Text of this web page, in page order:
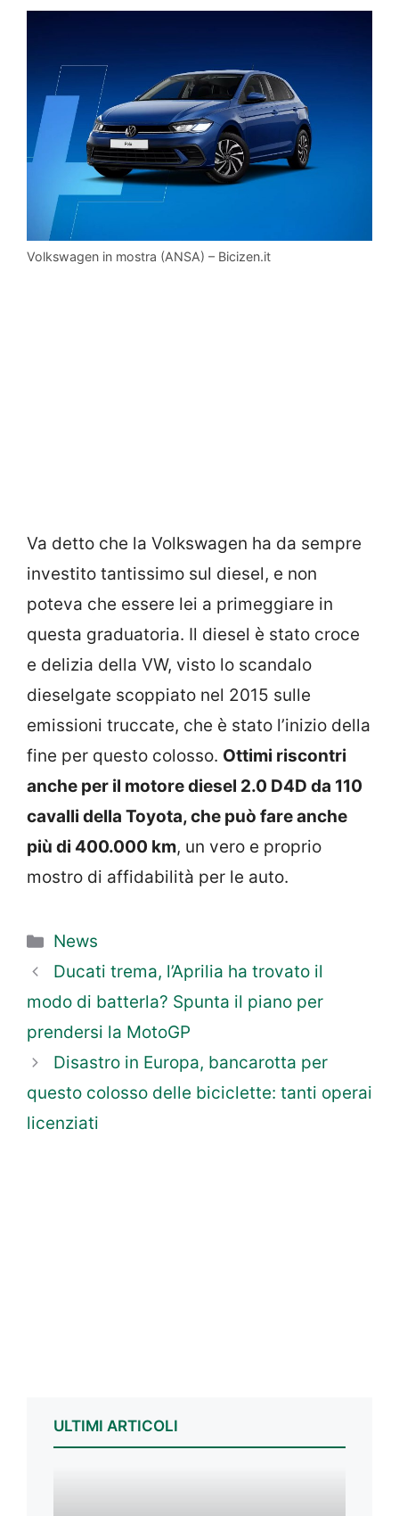
Volkswagen in mostra (ANSA) – Bicizen.it
Va detto che la Volkswagen ha da sempre
investito tantissimo sul diesel, e non
poteva che essere lei a primeggiare in
questa graduatoria. Il diesel è stato croce
e delizia della VW, visto lo scandalo
dieselgate scoppiato nel 2015 sulle
emissioni truccate, che è stato l’inizio della
fine per questo colosso. Ottimi riscontri
anche per il motore diesel 2.0 D4D da 110
cavalli della Toyota, che può fare anche
più di 400.000 km, un vero e proprio
mostro di affidabilità per le auto.
Categorie
News
Ducati trema, l’Aprilia ha trovato il
modo di batterla? Spunta il piano per
prendersi la MotoGP
Disastro in Europa, bancarotta per
questo colosso delle biciclette: tanti operai
licenziati
ULTIMI ARTICOLI